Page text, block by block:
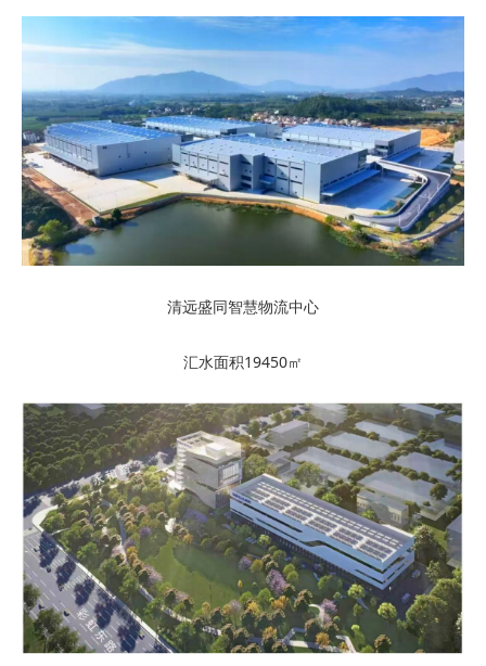
清远盛同智慧物流中心
汇水面积19450㎡